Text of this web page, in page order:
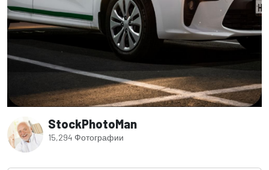
StockPhotoMan
15,294 Фотографии